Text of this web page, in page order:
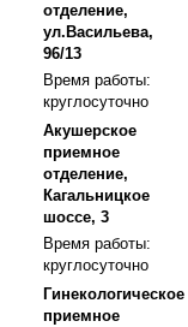
отделение,
ул.Васильева,
96/13
Время работы:
круглосуточно
Акушерское
приемное
отделение,
Кагальницкое
шоссе, 3
Время работы:
круглосуточно
Гинекологическое
приемное